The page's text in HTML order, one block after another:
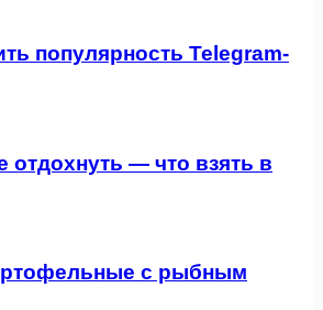
популярность Telegram-
отдохнуть — что взять в
с рыбным